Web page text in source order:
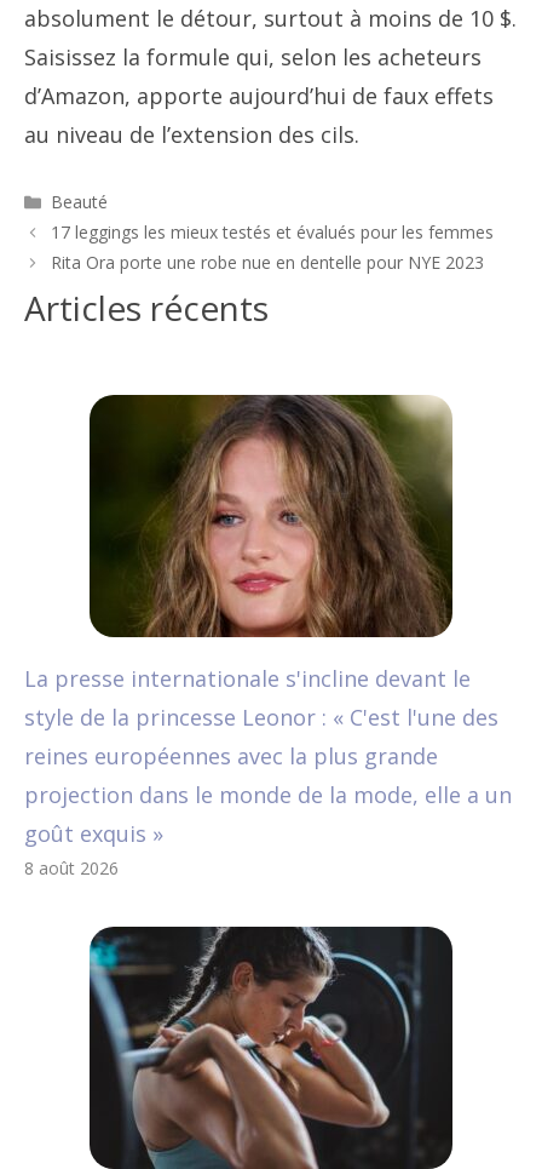
absolument le détour, surtout à moins de 10 $.
Saisissez la formule qui, selon les acheteurs
d’Amazon, apporte aujourd’hui de faux effets
au niveau de l’extension des cils.
Catégories
Beauté
Navigation
des
17 leggings les mieux testés et évalués pour les femmes
Rita Ora porte une robe nue en dentelle pour NYE 2023
Articles récents
La presse internationale s'incline devant le
style de la princesse Leonor : « C'est l'une des
reines européennes avec la plus grande
projection dans le monde de la mode, elle a un
goût exquis »
8 août 2026